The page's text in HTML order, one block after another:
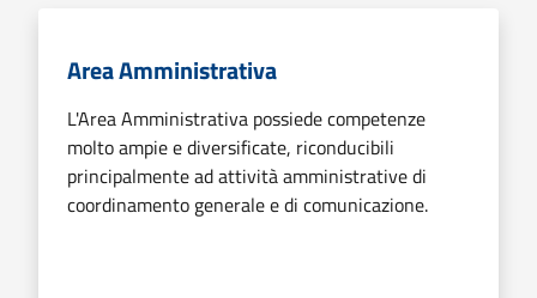
Area Amministrativa
L'Area Amministrativa possiede competenze
molto ampie e diversificate, riconducibili
principalmente ad attività amministrative di
coordinamento generale e di comunicazione.